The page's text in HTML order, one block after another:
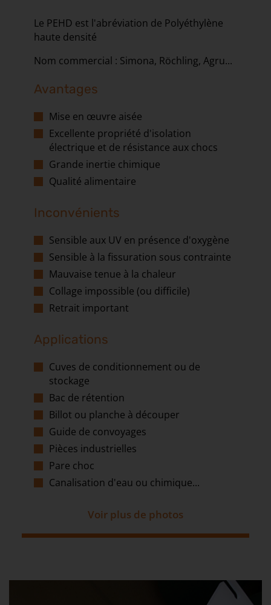
Le PEHD est l'abréviation de Polyéthylène
haute densité
Nom commercial : Simona, Röchling, Agru...
Avantages
Mise en œuvre aisée
Excellente propriété d'isolation
électrique et de résistance aux chocs
Grande inertie chimique
Qualité alimentaire
Inconvénients
Sensible aux UV en présence d'oxygène
Sensible à la fissuration sous contrainte
Mauvaise tenue à la chaleur
Collage impossible (ou difficile)
Retrait important
Applications
Cuves de conditionnement ou de
stockage
Bac de rétention
Billot ou planche à découper
Guide de convoyages
Pièces industrielles
Pare choc
Canalisation d'eau ou chimique...
Voir plus de photos